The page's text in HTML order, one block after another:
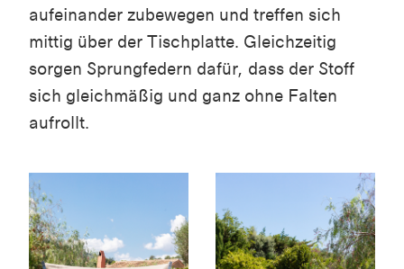
aufeinander zubewegen und treffen sich
mittig über der Tischplatte. Gleichzeitig
sorgen Sprungfedern dafür, dass der Stoff
sich gleichmäßig und ganz ohne Falten
aufrollt.